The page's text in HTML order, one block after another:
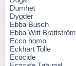
Dumhet
Dygder
Ebba Busch
Ebba Witt Brattström
Ecco homo
Eckhart Tolle
Ecocide